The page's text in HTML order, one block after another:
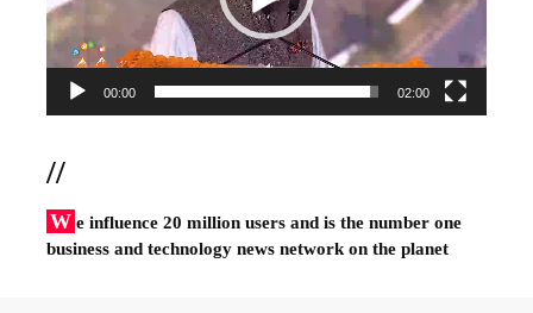
00:00 02:00
//
W e influence 20 million users and is the number one
business and technology news network on the planet